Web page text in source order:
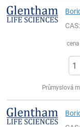
CAS:
Průmyslová